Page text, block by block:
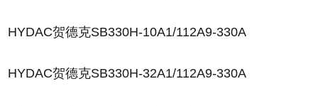
HYDAC贺德克SB330H-10A1/112A9-330A
HYDAC贺德克SB330H-32A1/112A9-330A